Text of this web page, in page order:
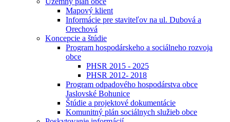
Mapový klient
Informácie pre staviteľov na ul. Dubová a
Orechová
Koncepcie a štúdie
Program hospodárskeho a sociálneho rozvoja
obce
PHSR 2015 - 2025
PHSR 2012- 2018
Program odpadového hospodárstva obce
Jaslovské Bohunice
Štúdie a projektové dokumentácie
Komunitný plán sociálnych služieb obce